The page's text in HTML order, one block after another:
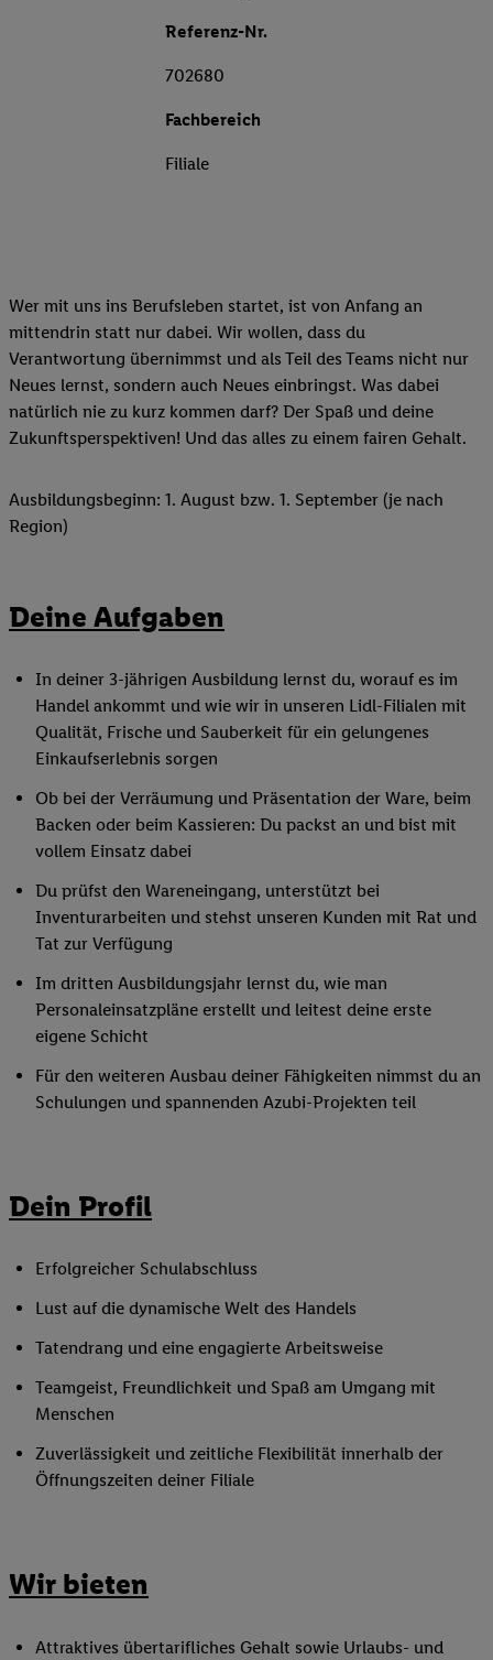
Referenz-Nr.
702680
Fachbereich
Filiale
Wer mit uns ins Berufsleben startet, ist von Anfang an
mittendrin statt nur dabei. Wir wollen, dass du
Verantwortung übernimmst und als Teil des Teams nicht nur
Neues lernst, sondern auch Neues einbringst. Was dabei
natürlich nie zu kurz kommen darf? Der Spaß und deine
Zukunftsperspektiven! Und das alles zu einem fairen Gehalt.
Ausbildungsbeginn: 1. August bzw. 1. September (je nach
Region)
Deine Aufgaben
In deiner 3-jährigen Ausbildung lernst du, worauf es im
Handel ankommt und wie wir in unseren Lidl-Filialen mit
Qualität, Frische und Sauberkeit für ein gelungenes
Einkaufserlebnis sorgen
Ob bei der Verräumung und Präsentation der Ware, beim
Backen oder beim Kassieren: Du packst an und bist mit
vollem Einsatz dabei
Du prüfst den Wareneingang, unterstützt bei
Inventurarbeiten und stehst unseren Kunden mit Rat und
Tat zur Verfügung
Im dritten Ausbildungsjahr lernst du, wie man
Personaleinsatzpläne erstellt und leitest deine erste
eigene Schicht
Für den weiteren Ausbau deiner Fähigkeiten nimmst du an
Schulungen und spannenden Azubi-Projekten teil
Dein Profil
Erfolgreicher Schulabschluss
Lust auf die dynamische Welt des Handels
Tatendrang und eine engagierte Arbeitsweise
Teamgeist, Freundlichkeit und Spaß am Umgang mit
Menschen
Zuverlässigkeit und zeitliche Flexibilität innerhalb der
Öffnungszeiten deiner Filiale
Wir bieten
Attraktives übertarifliches Gehalt sowie Urlaubs- und